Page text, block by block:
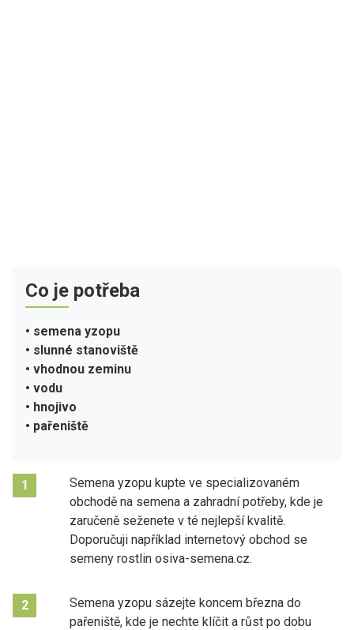
Co je potřeba
• semena yzopu
• slunné stanoviště
• vhodnou zeminu
• vodu
• hnojivo
• pařeniště
1
Semena yzopu kupte ve specializovaném
obchodě na semena a zahradní potřeby, kde je
zaručeně seženete v té nejlepší kvalitě.
Doporučuji například internetový obchod se
semeny rostlin osiva-semena.cz.
2
Semena yzopu sázejte koncem března do
pařeniště, kde je nechte klíčit a růst po dobu